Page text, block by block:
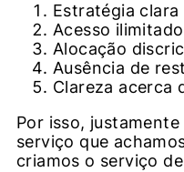
Estratégia
Acesso
Alocação
Ausência de
Clareza acerca
Por isso,
serviço que
criamos o serviço de